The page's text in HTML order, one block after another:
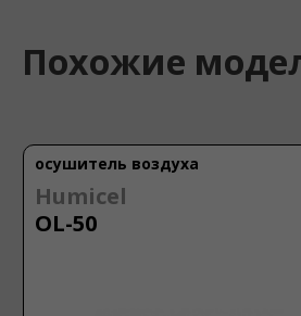
Похожие
осушитель воздуха
Humicel
OL-50